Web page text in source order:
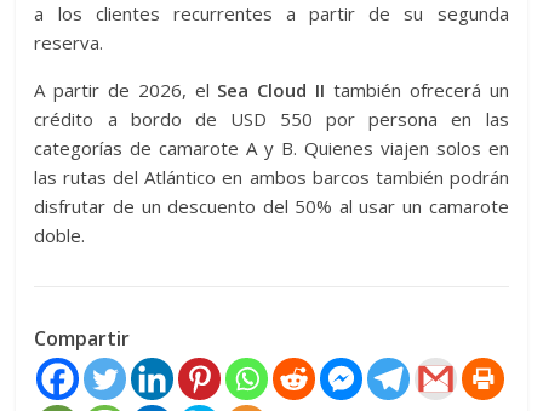
a los clientes recurrentes a partir de su segunda
reserva.
A partir de 2026, el Sea Cloud II también ofrecerá un
crédito a bordo de USD 550 por persona en las
categorías de camarote A y B. Quienes viajen solos en
las rutas del Atlántico en ambos barcos también podrán
disfrutar de un descuento del 50% al usar un camarote
doble.
Compartir